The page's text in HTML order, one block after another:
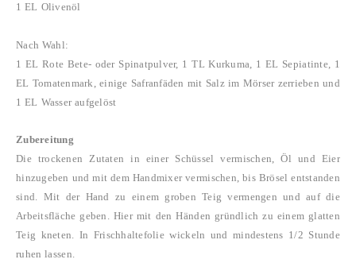
1 EL Olivenöl
Nach Wahl:
1 EL Rote Bete- oder Spinatpulver, 1 TL Kurkuma, 1 EL Sepiatinte, 1
EL Tomatenmark, einige Safranfäden mit Salz im Mörser zerrieben und
1 EL Wasser aufgelöst
Zubereitung
Die trockenen Zutaten in einer Schüssel vermischen, Öl und Eier
hinzugeben und mit dem Handmixer vermischen, bis Brösel entstanden
sind. Mit der Hand zu einem groben Teig vermengen und auf die
Arbeitsfläche geben. Hier mit den Händen gründlich zu einem glatten
Teig kneten. In Frischhaltefolie wickeln und mindestens 1/2 Stunde
ruhen lassen.